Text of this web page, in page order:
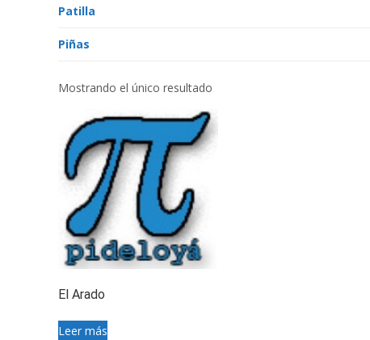
Patilla
Piñas
Mostrando el único resultado
El Arado
Leer más